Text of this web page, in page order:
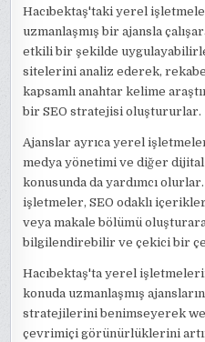
Hacıbektaş'taki yerel
uzmanlaşmış bir ajansla
etkili bir şekilde
sitelerini analiz ederek,
kapsamlı anahtar kelime
bir SEO stratejisi oluştururlar.
Ajanslar ayrıca yerel
medya yönetimi ve diğer
konusunda da yardımcı
işletmeler, SEO odaklı
veya makale bölümü
bilgilendirebilir ve çekici bir
Hacıbektaş'ta yerel
konuda uzmanlaşmış
stratejilerini benimseyerek
çevrimiçi görünürlüklerini